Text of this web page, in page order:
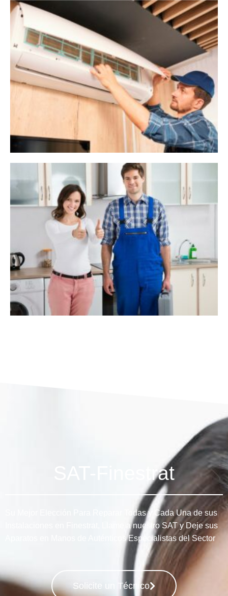
SAT-Finestrat
Su Mejor Elección Para Reparar Todas y Cada Una de sus
Instalaciones en Finestrat, Llame a nuestro SAT y Deje sus
Aparatos en Manos de Auténticos Especialistas del Sector
Solicite un Técnico